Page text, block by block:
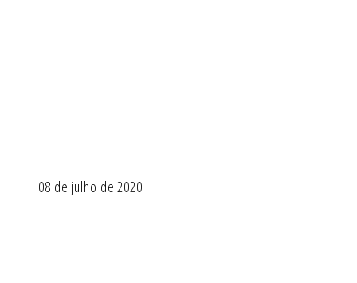
08 de julho de 2020